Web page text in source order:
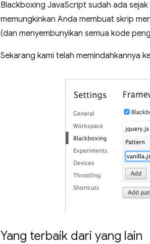
Blackboxing JavaScript sudah ada
memungkinkan Anda membuat skrip
(dan menyembunyikan semua kode
Sekarang kami telah memindahkannya
Yang terbaik dari yang lain